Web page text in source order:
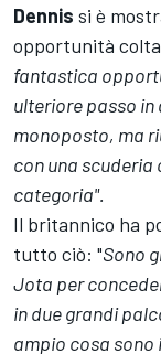
Dennis si è
opportunità
fantastica
ulteriore passo
monoposto, ma
con una scuderia
categoria".
Il britannico ha
tutto ciò: "Sono
Jota per
in due grandi
ampio cosa sono